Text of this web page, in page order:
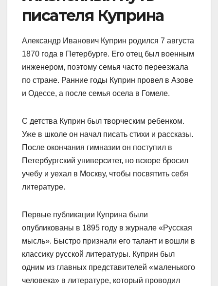
писателя Куприна
Александр Иванович Куприн родился 7 августа
1870 года в Петербурге. Его отец был военным
инженером, поэтому семья часто переезжала
по стране. Ранние годы Куприн провел в Азове
и Одессе, а после семья осела в Гомеле.
С детства Куприн был творческим ребенком.
Уже в школе он начал писать стихи и рассказы.
После окончания гимназии он поступил в
Петербургский университет, но вскоре бросил
учебу и уехал в Москву, чтобы посвятить себя
литературе.
Первые публикации Куприна были
опубликованы в 1895 году в журнале «Русская
мысль». Быстро признали его талант и вошли в
классику русской литературы. Куприн был
одним из главных представителей «маленького
человека» в литературе, который проводил